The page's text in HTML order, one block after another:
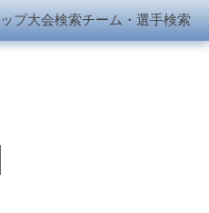
プ大会検索チーム・選手検索